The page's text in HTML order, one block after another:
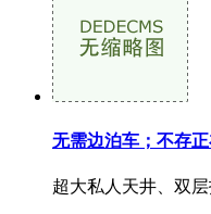
无需边泊车；不存
超大私人天井、双